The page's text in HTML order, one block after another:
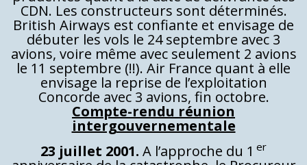
CDN. Les constructeurs sont déterminés.
British Airways est confiante et envisage de
débuter les vols le 24 septembre avec 3
avions, voire même avec seulement 2 avions
le 11 septembre (!!). Air France quant à elle
envisage la reprise de l’exploitation
Concorde avec 3 avions, fin octobre.
Compte-rendu réunion
intergouvernementale
23 juillet 2001. A l’approche du 1 er